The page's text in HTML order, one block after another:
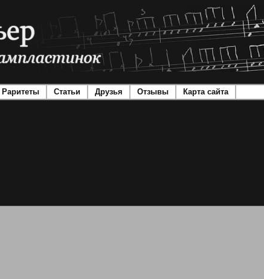
Раритеты Статьи Друзья Отзывы Карта сайта